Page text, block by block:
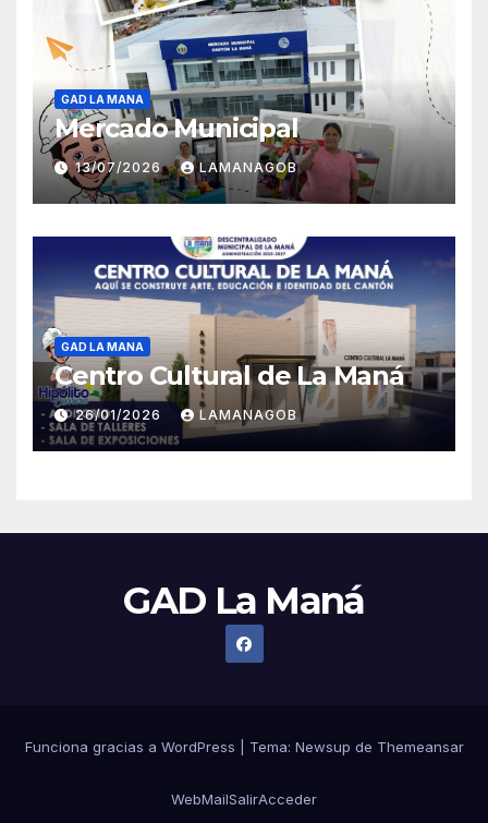
GAD LA MANA
Mercado Municipal
13/07/2026 LAMANAGOB
GAD LA MANA
Centro Cultural de La Maná
26/01/2026 LAMANAGOB
GAD La Maná
Funciona gracias a WordPress Tema: Newsup de Themeansar
WebMailSalirAcceder